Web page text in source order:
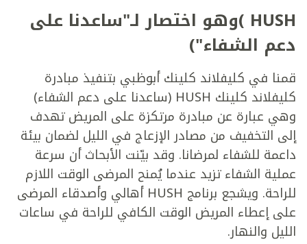
HUSH )وهو اختصار لـ"ساعدنا على
دعم الشفاء")
قمنا في كليفلاند كلينك أبوظبي بتنفيذ مبادرة
كليفلاند كلينك HUSH (ساعدنا على دعم الشفاء)
وهي عبارة عن مبادرة مرتكزة على المريض تهدف
إلى التخفيف من مصادر الإزعاج في الليل لضمان بيئة
داعمة للشفاء لمرضانا. وقد بيّنت الأبحاث أن سرعة
عملية الشفاء تزيد عندما يُمنح المرضى الوقت اللازم
للراحة. ويشجع برنامج HUSH أهالي وأصدقاء المرضى
على إعطاء المريض الوقت الكافي للراحة في ساعات
الليل والنهار.